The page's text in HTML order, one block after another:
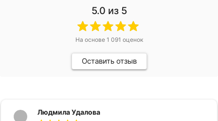
5.0 из 5
На основе 1 091 оценок
Оставить отзыв
Людмила Удалова